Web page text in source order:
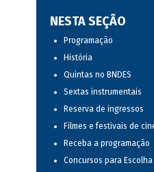
NESTA SEÇÃO
Programação
História
Quintas no BNDES
Sextas instrumentais
Reserva de ingressos
Filmes e festivais de
Receba a programação
Concursos para